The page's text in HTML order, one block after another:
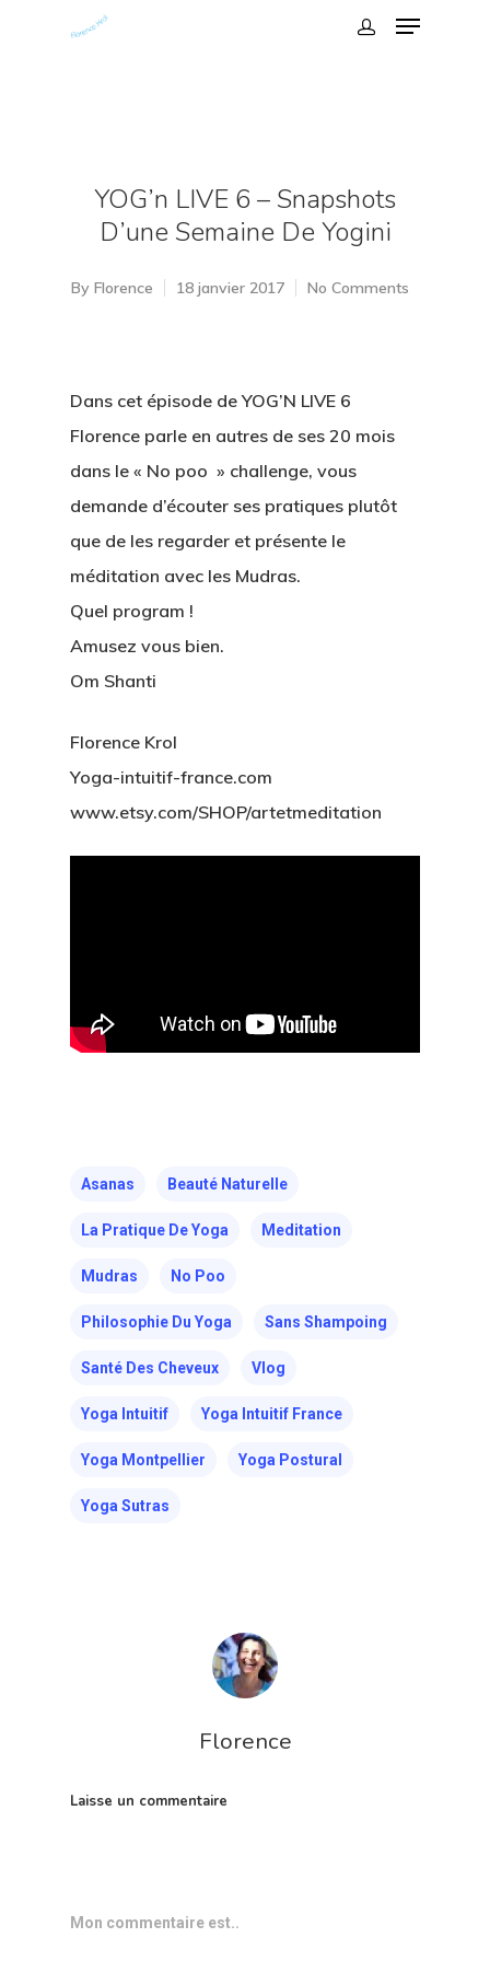
Hit enter to search or ESC to close
YOG’n LIVE 6 – Snapshots
D’une Semaine De Yogini
By Florence 18 janvier 2017 No Comments
Dans cet épisode de YOG’N LIVE 6
Florence parle en autres de ses 20 mois
dans le « No poo » challenge, vous
demande d’écouter ses pratiques plutôt
que de les regarder et présente le
méditation avec les Mudras.
Quel program !
Amusez vous bien.
Om Shanti
Florence Krol
Yoga-intuitif-france.com
www.etsy.com/SHOP/artetmeditation
Asanas Beauté Naturelle
La Pratique De Yoga Meditation
Mudras No Poo
Philosophie Du Yoga Sans Shampoing
Santé Des Cheveux Vlog
Yoga Intuitif Yoga Intuitif France
Yoga Montpellier Yoga Postural
Yoga Sutras
Florence
Laisse un commentaire
Mon commentaire est..